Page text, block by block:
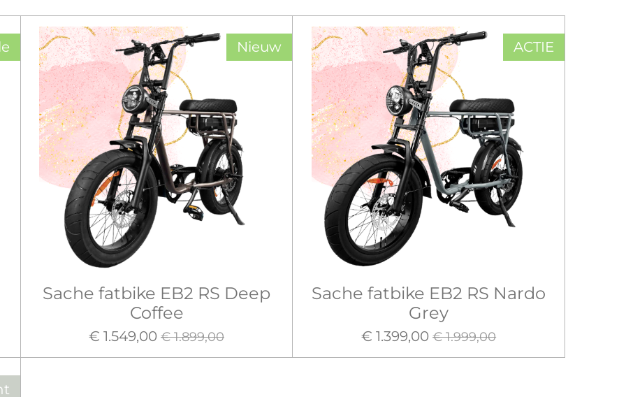
Nieuw
Sache fatbike EB2 RS Deep
Coffee
€ 1.549,00 € 1.899,00
ACTIE
Sache fatbike EB2 RS Nardo
Grey
€ 1.399,00 € 1.999,00